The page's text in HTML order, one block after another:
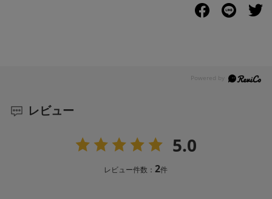
レビュー
5.0
レビュー件数：2件